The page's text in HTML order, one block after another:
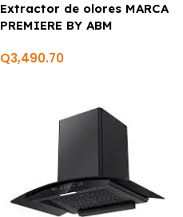
Extractor de olores MARCA
PREMIERE BY ABM
Q3,490.70